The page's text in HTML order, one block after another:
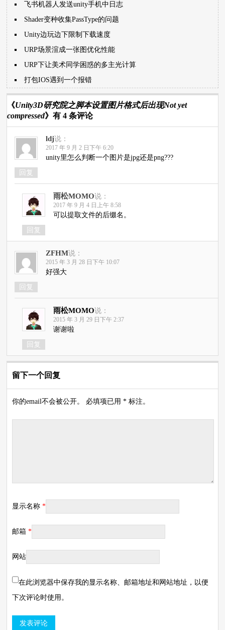
飞书机器人发送unity手机中日志
Shader变种收集PassType的问题
Unity边玩边下限制下载速度
URP场景渲成一张图优化性能
URP下让美术同学困惑的多主光计算
打包IOS遇到一个报错
《Unity3D研究院之脚本设置图片格式后出现Not yet
compressed》有 4 条评论
ldj说：
2017 年 9 月 2 日下午 6:20
unity里怎么判断一个图片是jpg还是png???
回复
雨松MOMO说：
2017 年 9 月 4 日上午 8:58
可以提取文件的后缀名。
回复
ZFHM说：
2015 年 3 月 28 日下午 10:07
好强大
回复
雨松MOMO说：
2015 年 3 月 29 日下午 2:37
谢谢啦
回复
留下一个回复
你的email不会被公开。 必填项已用 * 标注。
显示名称*
邮箱*
网站
在此浏览器中保存我的显示名称、邮箱地址和网站地址，以便
下次评论时使用。